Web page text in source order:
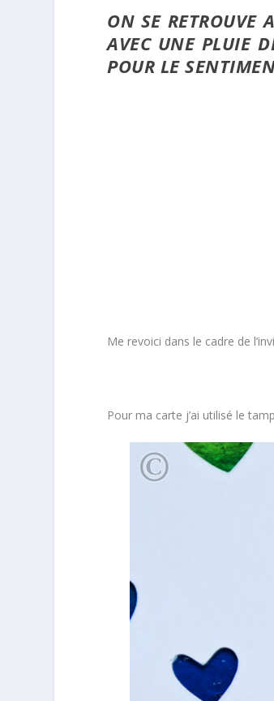
ON SE RETROUVE
AVEC UNE PLUIE
POUR LE
Me revoici dans le cadre de
Pour ma carte j’ai utilisé le